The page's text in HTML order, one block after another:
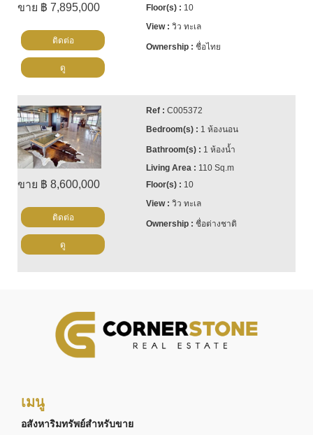
ขาย ฿ 7,895,000
10
วิว ทะเล
ชื่อไทย
ติดต่อ
ดู
ขาย ฿ 8,600,000
C005372
1 ห้องนอน
1 ห้องน้ำ
110 Sq.m
10
วิว ทะเล
ชื่อต่างชาติ
ติดต่อ
ดู
เมนู
อสังหาริมทรัพย์สำหรับขาย